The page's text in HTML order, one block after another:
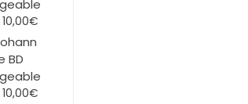
10,00€
BD
10,00€